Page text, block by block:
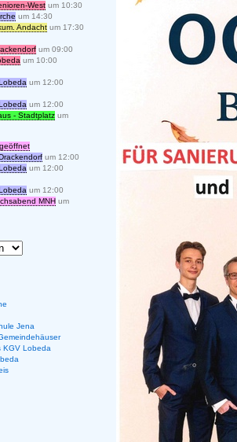
West um 10:30
um 14:30
Andacht um 17:30
um 09:00
um 10:00
um 12:00
um 12:00
- Stadtplatz um
um 12:00
um 12:00
um 12:00
MNH um
Jena
KGV Lobeda